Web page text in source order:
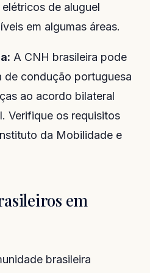
de aluguel
em algumas áreas.
A CNH brasileira pode
de condução portuguesa
ao acordo bilateral
Verifique os requisitos
da Mobilidade e
em
brasileira